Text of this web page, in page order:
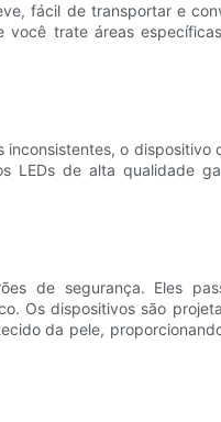
fácil de transportar e
trate áreas
o dispositivo
LEDs de alta qualidade
de segurança. Eles
Os dispositivos são
da pele,